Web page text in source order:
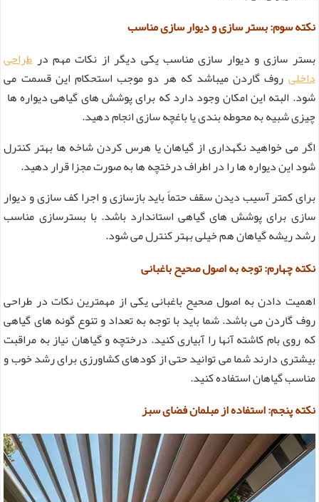
نکته سوم: بستر سازی و دیوار سازی مناسب
بستر سازی و دیوار سازی مناسب یکی دیگر از نکات مهم درطراحی
داخلی روف گاردن میباشد که هر دو موجب استحکام این قسمت می
شود. البته این امکان وجود دارد که برای پوشش های گیاهی دیواره ها
چیزی شبیه به محوطه بندی یا باغچه سازی انجام دهید.
اگر می خواهید نگهداری از گیاهان یا هرس کردن شاخه ها بهتر کنترل
شود این دیواره ها را در اطراف درختچه ها به صورت مجزا قرار دهید.
برای کمتر آسیب دیدن سقف حتماً باید بازسازی و اجرا کف سازی و دیوار
سازی برای پوشش های گیاهی استاندارد باشد. با بسترسازی مناسب
رشد ریشه گیاهان هم خیلی بهتر کنترل می شود.
نکته چهارم: توجه به اصول صحیح باغبانی
اهمیت دادن به اصول صحیح باغبانی یکی از مهمترین نکات در طراحی
روف گاردن می باشد. شما باید با توجه به تعداد و تنوع گونه های گیاهی
که روی بام کاشته آنها را آبیاری کنید. درختچه و گیاهان نیاز به مراقبت
بیشتری دارند شما می توانید حتی از کودهای کشاورزی برای رشد خوب و
مناسب گیاهان استفاده کنید.
نکته پنجم: استفاده از مبلمان فضای سبز